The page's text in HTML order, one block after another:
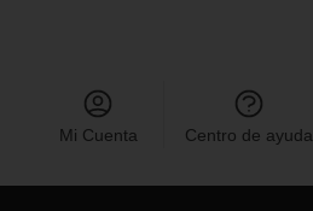
Mi Cuenta Centro de ayuda